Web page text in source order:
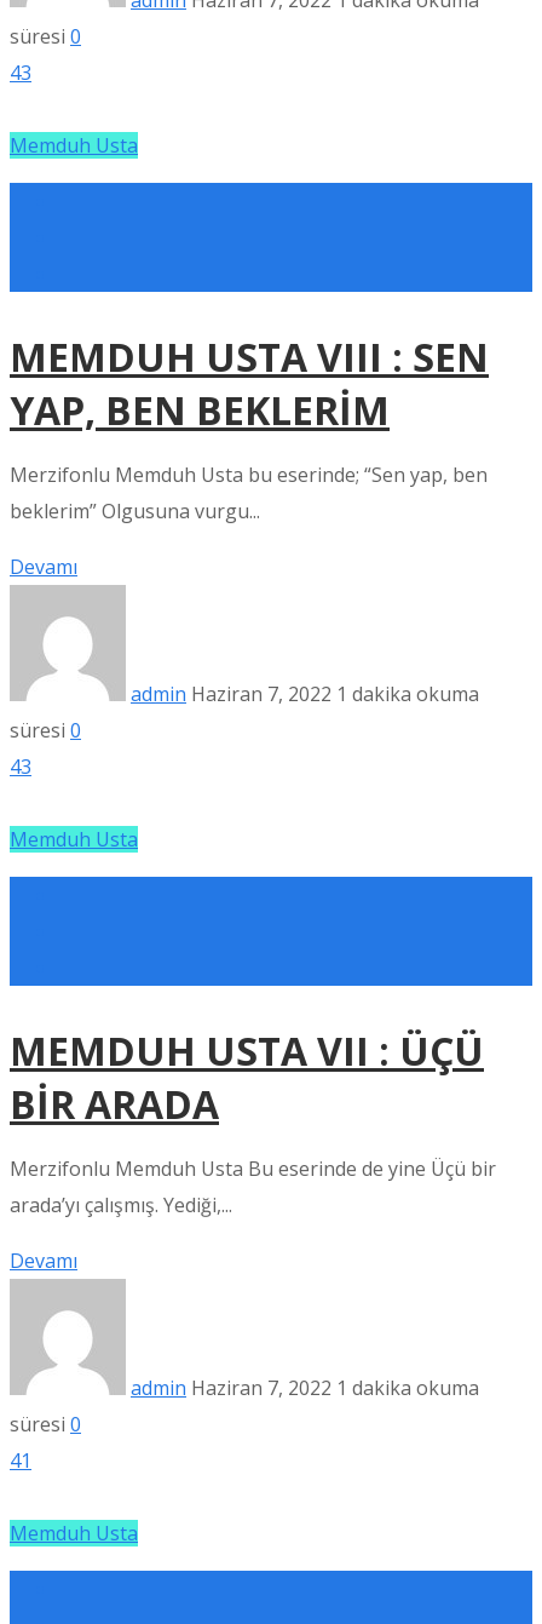
süresi 0
43
Memduh Usta
MEMDUH USTA VIII : SEN
YAP, BEN BEKLERİM
Merzifonlu Memduh Usta bu eserinde; “Sen yap, ben
beklerim” Olgusuna vurgu...
Devamı
admin Haziran 7, 2022 1 dakika okuma
süresi 0
43
Memduh Usta
MEMDUH USTA VII : ÜÇÜ
BİR ARADA
Merzifonlu Memduh Usta Bu eserinde de yine Üçü bir
arada’yı çalışmış. Yediği,...
Devamı
admin Haziran 7, 2022 1 dakika okuma
süresi 0
41
Memduh Usta